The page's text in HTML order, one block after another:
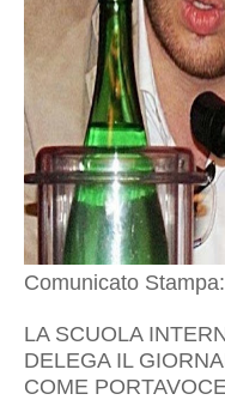
Comunicato Stampa:
LA SCUOLA
DELEGA IL
COME